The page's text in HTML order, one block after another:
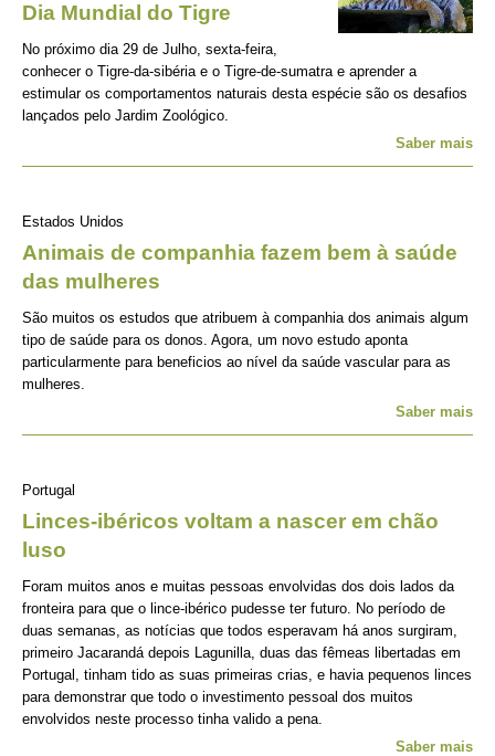
Dia Mundial do Tigre
No próximo dia 29 de Julho, sexta-feira,
conhecer o Tigre-da-sibéria e o Tigre-de-sumatra e aprender a
estimular os comportamentos naturais desta espécie são os desafios
lançados pelo Jardim Zoológico.
Saber mais
Estados Unidos
Animais de companhia fazem bem à saúde
das mulheres
São muitos os estudos que atribuem à companhia dos animais algum
tipo de saúde para os donos. Agora, um novo estudo aponta
particularmente para beneficios ao nível da saúde vascular para as
mulheres.
Saber mais
Portugal
Linces-ibéricos voltam a nascer em chão
luso
Foram muitos anos e muitas pessoas envolvidas dos dois lados da
fronteira para que o lince-ibérico pudesse ter futuro. No período de
duas semanas, as notícias que todos esperavam há anos surgiram,
primeiro Jacarandá depois Lagunilla, duas das fêmeas libertadas em
Portugal, tinham tido as suas primeiras crias, e havia pequenos linces
para demonstrar que todo o investimento pessoal dos muitos
envolvidos neste processo tinha valido a pena.
Saber mais